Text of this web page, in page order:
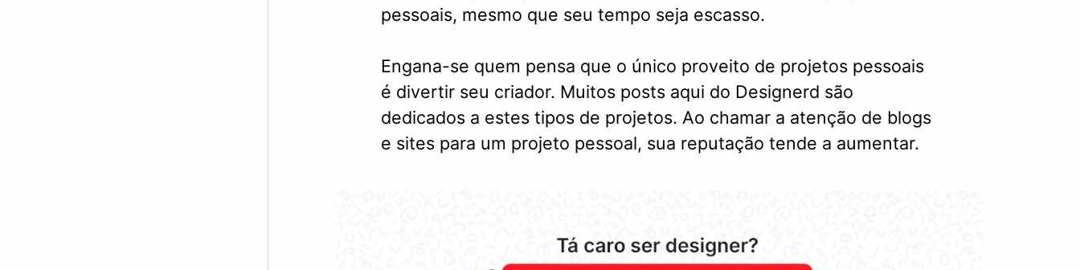
pessoais, mesmo que seu tempo seja escasso.
Engana-se quem pensa que o único proveito de projetos pessoais
é divertir seu criador. Muitos posts aqui do Designerd são
dedicados a estes tipos de projetos. Ao chamar a atenção de blogs
e sites para um projeto pessoal, sua reputação tende a aumentar.